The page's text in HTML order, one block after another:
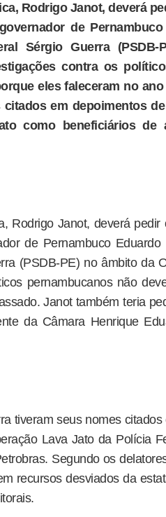
Rodrigo Janot, deverá
de
Sérgio Guerra
contra os
eles faleceram no
em depoimentos
como beneficiários de
Rodrigo Janot, deverá
de Pernambuco
(PSDB-PE) no âmbito da
pernambucanos não
Janot também teria
da Câmara Henrique
tiveram seus nomes
Lava Jato da Polícia
Segundo os
recursos desviados da